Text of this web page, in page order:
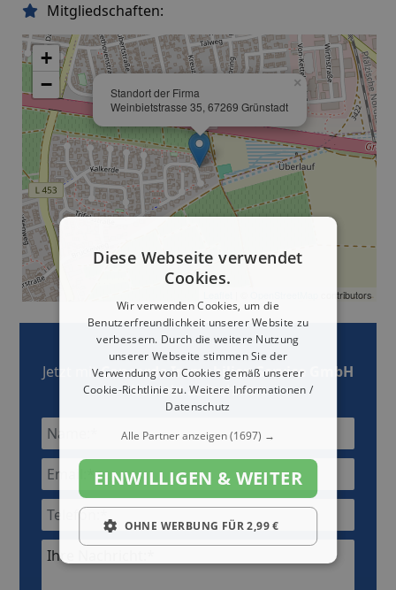
Mitgliedschaften:
Standort der Firma
Weinbietstrasse 35, 67269 Grünstadt
×
+
−
contributors
Jetzt mitConcorde Immobilien Service GmbH
Kontakt aufnehmen
Ihre Nachricht:*
Diese Webseite verwendet
Cookies.
Wir verwenden Cookies, um die
Benutzerfreundlichkeit unserer Website zu
verbessern. Durch die weitere Nutzung
unserer Webseite stimmen Sie der
Verwendung von Cookies gemäß unserer
Cookie-Richtlinie zu.Weitere Informationen /
Datenschutz
Alle Partner anzeigen(1697) →
EINWILLIGEN & WEITER
OHNE WERBUNG FÜR 2,99 €